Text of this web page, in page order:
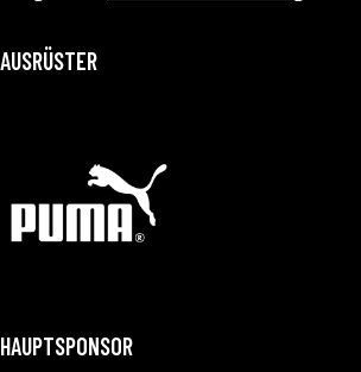
AUSRÜSTER
HAUPTSPONSOR